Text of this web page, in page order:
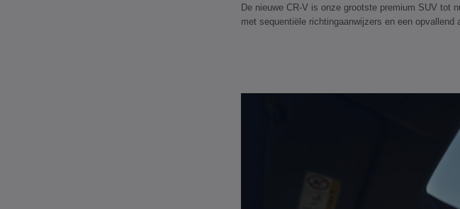
De nieuwe CR-V is onze grootste premium SUV tot
met sequentiële richtingaanwijzers en een